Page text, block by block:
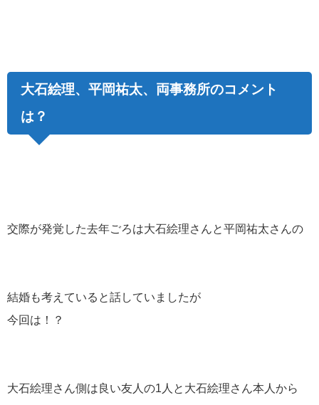
大石絵理、平岡祐太、両事務所のコメント
は？
交際が発覚した去年ごろは大石絵理さんと平岡祐太さんの
結婚も考えていると話していましたが
今回は！？
大石絵理さん側は良い友人の1人と大石絵理さん本人から